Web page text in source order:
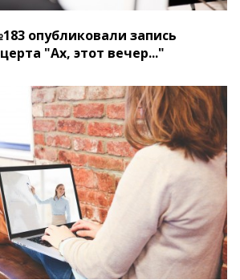
опубликовали запись
"Ах, этот вечер..."